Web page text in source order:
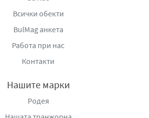
Всички обекти
BulMag анкета
Работа при нас
Контакти
Нашите марки
Родея